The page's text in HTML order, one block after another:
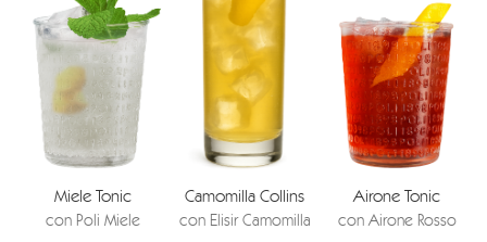
Miele Tonic
con Poli Miele
Camomilla Collins
con Elisir Camomilla
Airone Tonic
con Airone Rosso